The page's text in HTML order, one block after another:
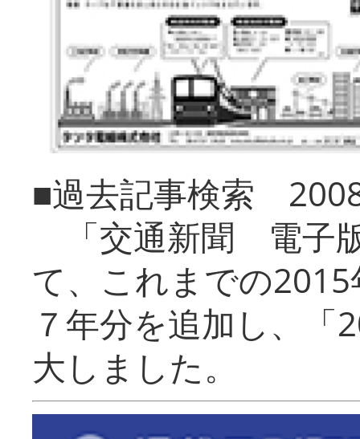
■過去記事検索
「交通新聞 電子
て、これまでの
７年分を追加し、「
大しまし